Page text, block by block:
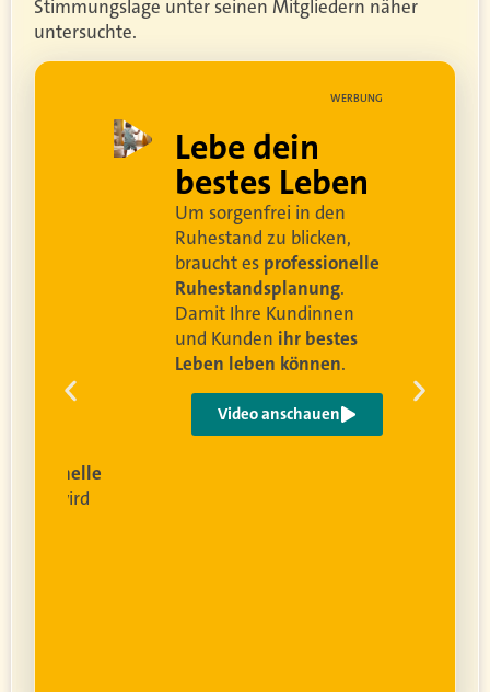
Stimmungslage unter seinen Mitgliedern näher
untersuchte.
wird
WERBUNG
Lebe dein
bestes Leben
Um sorgenfrei in den
Ruhestand zu blicken,
braucht es professionelle
Ruhestandsplanung.
Damit Ihre Kundinnen
und Kunden ihr bestes
Leben leben können.
Video anschauen